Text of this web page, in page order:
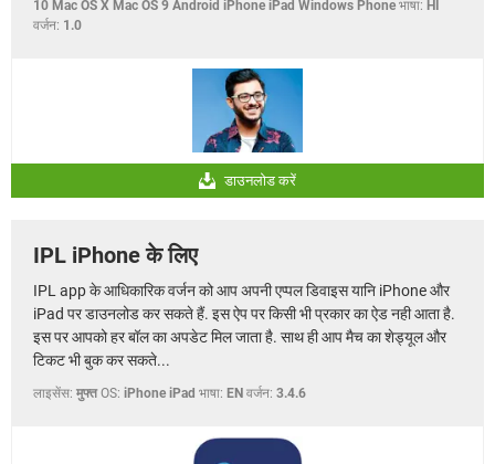
10 Mac OS X Mac OS 9 Android iPhone iPad Windows Phone भाषा: HI
वर्जन: 1.0
डाउनलोड करें
IPL iPhone के लिए
IPL app के आधिकारिक वर्जन को आप अपनी एप्पल डिवाइस यानि iPhone और
iPad पर डाउनलोड कर सकते हैं. इस ऐप पर किसी भी प्रकार का ऐड नही आता है.
इस पर आपको हर बॉल का अपडेट मिल जाता है. साथ ही आप मैच का शेड्यूल और
टिकट भी बुक कर सकते...
लाइसेंस: मुफ्त OS: iPhone iPad भाषा: EN वर्जन: 3.4.6